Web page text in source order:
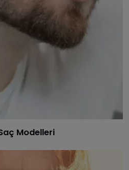
Modelleri